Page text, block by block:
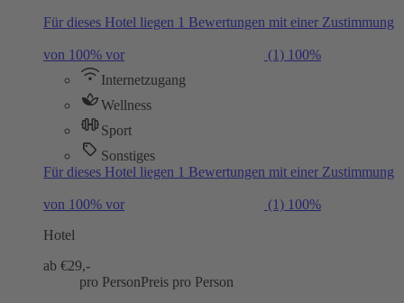
Für dieses Hotel liegen 1 Bewertungen mit einer Zustimmung
von 100% vor (1) 100%
Internetzugang
Wellness
Sport
Sonstiges
Für dieses Hotel liegen 1 Bewertungen mit einer Zustimmung
von 100% vor (1) 100%
Hotel
ab €29,-
pro PersonPreis pro Person